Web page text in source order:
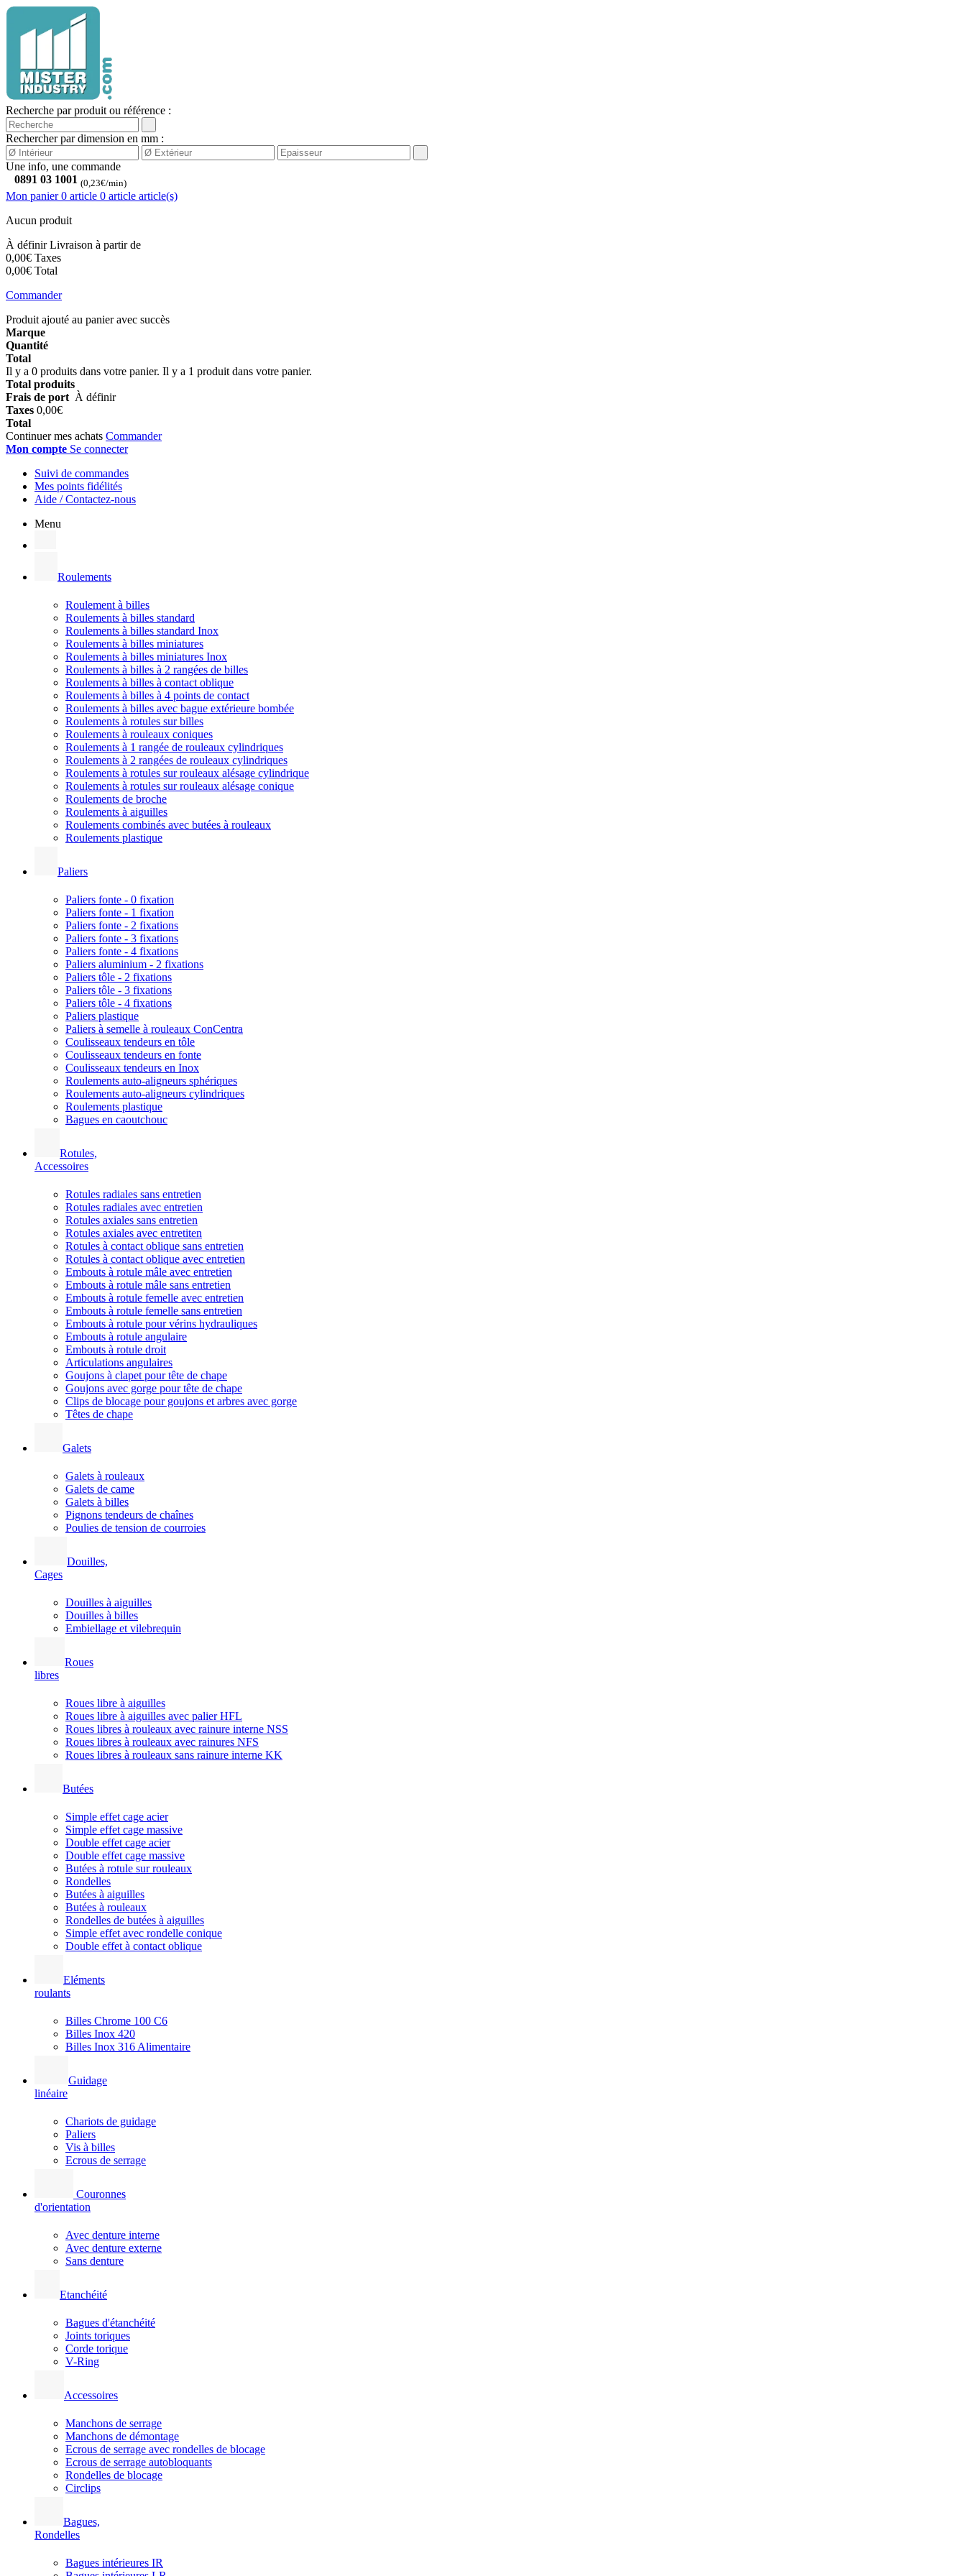
Recherche par produit ou référence :
Rechercher par dimension en mm :
Une info, une commande
0891 03 1001 (0,23€/min)
Mon panier 0 article 0 article article(s)
Aucun produit
À définirLivraison à partir de
0,00€ Taxes
0,00€ Total
Commander
Produit ajouté au panier avec succès
Marque
Quantité
Total
Il y a 0 produits dans votre panier. Il y a 1 produit dans votre panier.
Total produits
Frais de port À définir
Taxes 0,00€
Total
Continuer mes achats Commander
Mon compte Se connecter
Suivi de commandes
Mes points fidélités
Aide / Contactez-nous
Menu
Roulements
Roulement à billes
Roulements à billes standard
Roulements à billes standard Inox
Roulements à billes miniatures
Roulements à billes miniatures Inox
Roulements à billes à 2 rangées de billes
Roulements à billes à contact oblique
Roulements à billes à 4 points de contact
Roulements à billes avec bague extérieure bombée
Roulements à rotules sur billes
Roulements à rouleaux coniques
Roulements à 1 rangée de rouleaux cylindriques
Roulements à 2 rangées de rouleaux cylindriques
Roulements à rotules sur rouleaux alésage cylindrique
Roulements à rotules sur rouleaux alésage conique
Roulements de broche
Roulements à aiguilles
Roulements combinés avec butées à rouleaux
Roulements plastique
Paliers
Paliers fonte - 0 fixation
Paliers fonte - 1 fixation
Paliers fonte - 2 fixations
Paliers fonte - 3 fixations
Paliers fonte - 4 fixations
Paliers aluminium - 2 fixations
Paliers tôle - 2 fixations
Paliers tôle - 3 fixations
Paliers tôle - 4 fixations
Paliers plastique
Paliers à semelle à rouleaux ConCentra
Coulisseaux tendeurs en tôle
Coulisseaux tendeurs en fonte
Coulisseaux tendeurs en Inox
Roulements auto-aligneurs sphériques
Roulements auto-aligneurs cylindriques
Roulements plastique
Bagues en caoutchouc
Rotules,
Accessoires
Rotules radiales sans entretien
Rotules radiales avec entretien
Rotules axiales sans entretien
Rotules axiales avec entretiten
Rotules à contact oblique sans entretien
Rotules à contact oblique avec entretien
Embouts à rotule mâle avec entretien
Embouts à rotule mâle sans entretien
Embouts à rotule femelle avec entretien
Embouts à rotule femelle sans entretien
Embouts à rotule pour vérins hydrauliques
Embouts à rotule angulaire
Embouts à rotule droit
Articulations angulaires
Goujons à clapet pour tête de chape
Goujons avec gorge pour tête de chape
Clips de blocage pour goujons et arbres avec gorge
Têtes de chape
Galets
Galets à rouleaux
Galets de came
Galets à billes
Pignons tendeurs de chaînes
Poulies de tension de courroies
Douilles,
Cages
Douilles à aiguilles
Douilles à billes
Embiellage et vilebrequin
Roues
libres
Roues libre à aiguilles
Roues libre à aiguilles avec palier HFL
Roues libres à rouleaux avec rainure interne NSS
Roues libres à rouleaux avec rainures NFS
Roues libres à rouleaux sans rainure interne KK
Butées
Simple effet cage acier
Simple effet cage massive
Double effet cage acier
Double effet cage massive
Butées à rotule sur rouleaux
Rondelles
Butées à aiguilles
Butées à rouleaux
Rondelles de butées à aiguilles
Simple effet avec rondelle conique
Double effet à contact oblique
Eléments
roulants
Billes Chrome 100 C6
Billes Inox 420
Billes Inox 316 Alimentaire
Guidage
linéaire
Chariots de guidage
Paliers
Vis à billes
Ecrous de serrage
Couronnes
d'orientation
Avec denture interne
Avec denture externe
Sans denture
Etanchéité
Bagues d'étanchéité
Joints toriques
Corde torique
V-Ring
Accessoires
Manchons de serrage
Manchons de démontage
Ecrous de serrage avec rondelles de blocage
Ecrous de serrage autobloquants
Rondelles de blocage
Circlips
Bagues,
Rondelles
Bagues intérieures IR